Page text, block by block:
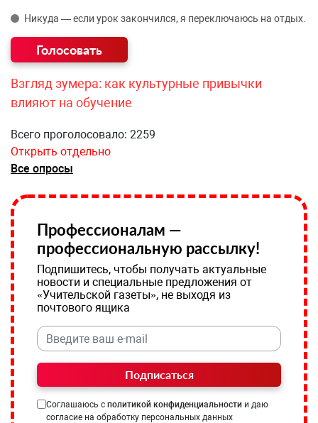
Никуда — если урок закончился, я переключаюсь на отдых.
Взгляд зумера: как культурные привычки
влияют на обучение
Всего проголосовало: 2259
Открыть отдельно
Все опросы
Профессионалам —
профессиональную рассылку!
Подпишитесь, чтобы получать актуальные
новости и специальные предложения от
«Учительской газеты», не выходя из
почтового ящика
Подписаться
Соглашаюсь с политикой конфиденциальности и даю
согласие на обработку персональных данных